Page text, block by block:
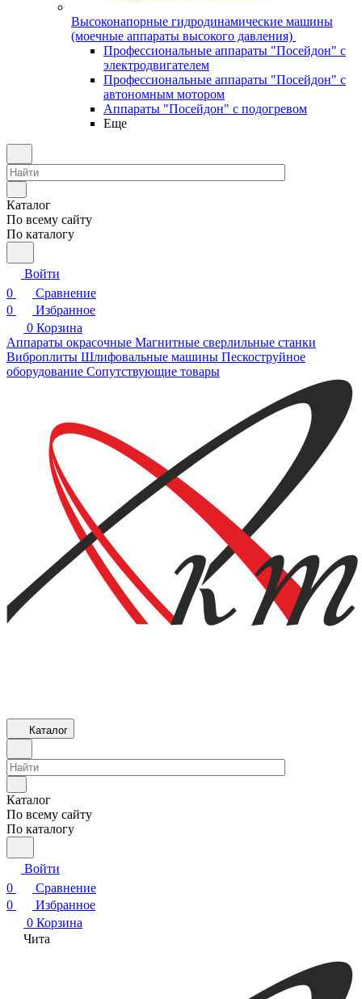
Высоконапорные гидродинамические машины
(моечные аппараты высокого давления)
Профессиональные аппараты "Посейдон" с
электродвигателем
Профессиональные аппараты "Посейдон" с
автономным мотором
Аппараты "Посейдон" с подогревом
Еще
Каталог
По всему сайту
По каталогу
Войти
0
Сравнение
0
Избранное
0 Корзина
Аппараты окрасочные Магнитные сверлильные станки
Виброплиты Шлифовальные машины Пескоструйное
оборудование Сопутствующие товары
Каталог
Каталог
По всему сайту
По каталогу
Войти
0
Сравнение
0
Избранное
0 Корзина
Чита